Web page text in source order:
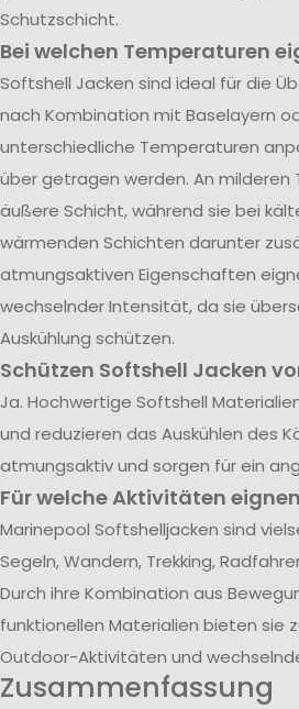
Schutzschicht.
Bei welchen Temperaturen
Softshell Jacken sind ideal für die
nach Kombination mit Baselayern
unterschiedliche Temperaturen
über getragen werden. An
äußere Schicht, während sie bei
wärmenden Schichten darunter
atmungsaktiven Eigenschaften
wechselnder Intensität, da sie
Auskühlung schützen.
Schützen Softshell Jacken
Ja. Hochwertige Softshell
und reduzieren das Auskühlen des
atmungsaktiv und sorgen für ein
Für welche Aktivitäten
Marinepool Softshelljacken sind
Segeln, Wandern, Trekking,
Durch ihre Kombination aus
funktionellen Materialien bieten sie
Outdoor-Aktivitäten und
Zusammenfassung